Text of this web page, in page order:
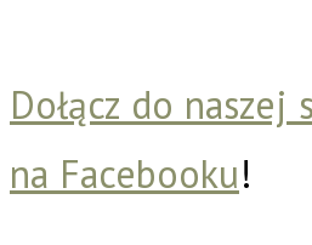
Dołącz do naszej
na Facebooku!